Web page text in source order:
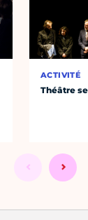
ACTIVITÉ
Théâtre